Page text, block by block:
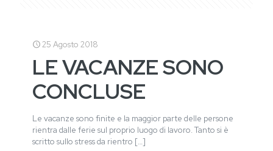
25 Agosto 2018
LE VACANZE SONO
CONCLUSE
Le vacanze sono finite e la maggior parte delle persone
rientra dalle ferie sul proprio luogo di lavoro. Tanto si è
scritto sullo stress da rientro […]